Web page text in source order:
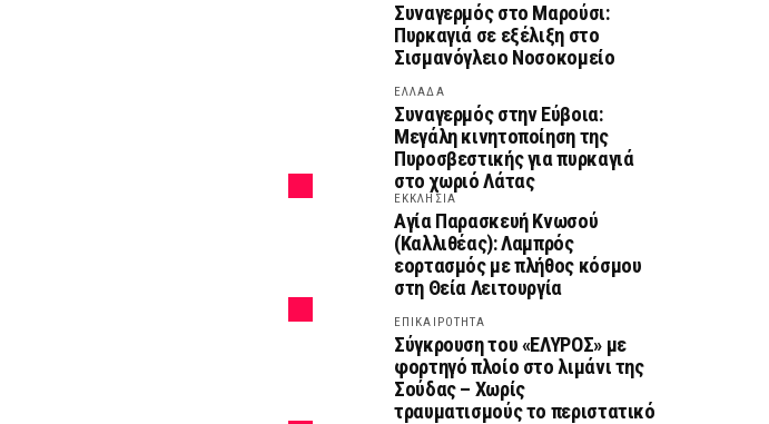
Συναγερμός στο Μαρούσι:
Πυρκαγιά σε εξέλιξη στο
Σισμανόγλειο Νοσοκομείο
ΕΛΛΑΔΑ
Συναγερμός στην Εύβοια:
Μεγάλη κινητοποίηση της
Πυροσβεστικής για πυρκαγιά
στο χωριό Λάτας
ΕΚΚΛΗΣΙΑ
Αγία Παρασκευή Κνωσού
(Καλλιθέας): Λαμπρός
εορτασμός με πλήθος κόσμου
στη Θεία Λειτουργία
ΕΠΙΚΑΙΡΟΤΗΤΑ
Σύγκρουση του «ΕΛΥΡΟΣ» με
φορτηγό πλοίο στο λιμάνι της
Σούδας – Χωρίς
τραυματισμούς το περιστατικό